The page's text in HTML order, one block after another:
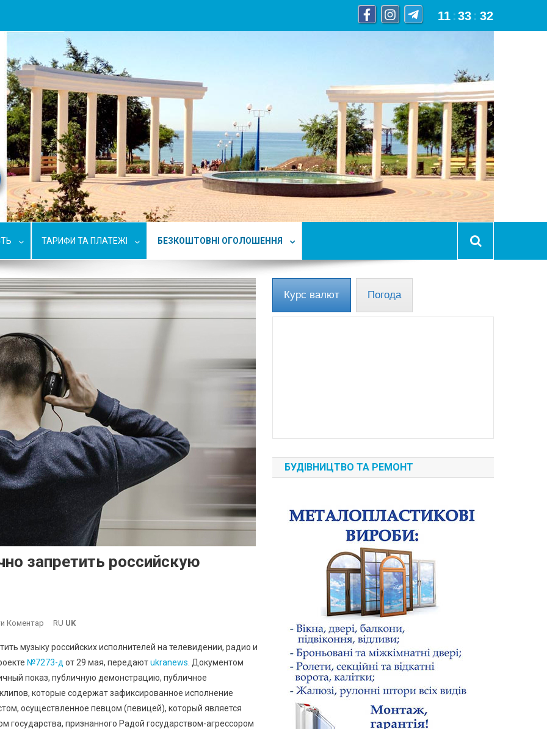
11 :33 : 33
ТАРИФИ ТА ПЛАТЕЖІ БЕЗКОШТОВНІ ОГОЛОШЕННЯ
запретить российскую
Коментар
Украине
Предлагают
Частично
Запретить
Российскую
Музыку
RU UK
музыку российских исполнителей на телевидении, радио и
№7273-д от 29 мая, передаютukranews . Документом
показ, публичную демонстрацию, публичное
которые содержат зафиксированное исполнение
осуществленное певцом (певицей), который является
признанного Радой государством-агрессором
Курс валют Погода
БУДІВНИЦТВО ТА РЕМОНТ